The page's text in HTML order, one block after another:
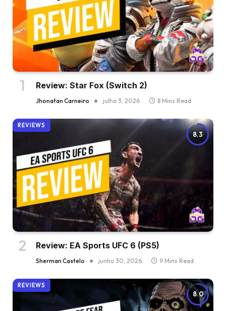
Review: Star Fox (Switch 2)
Jhonatan Carneiro julho 3, 2026 8 Mins Read
8.3
REVIEWS
Review: EA Sports UFC 6 (PS5)
Sherman Castelo junho 30, 2026 9 Mins Read
8.0
REVIEWS